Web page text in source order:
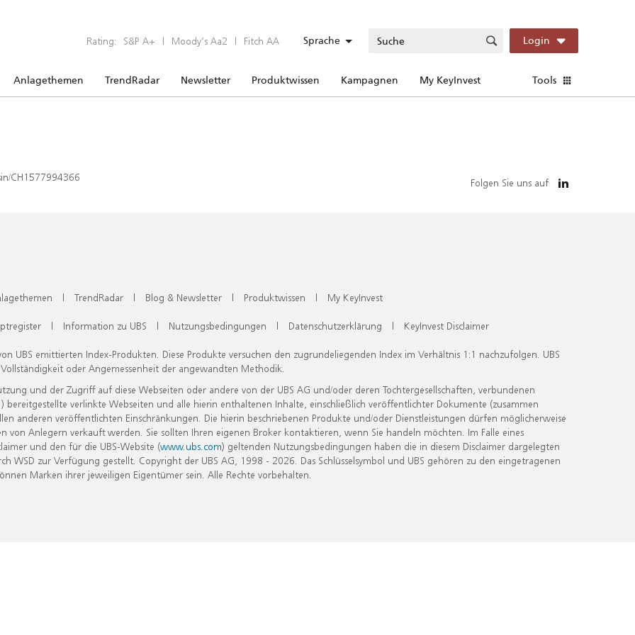
Rating: S&P A+ | Moody’s Aa2 | Fitch AA Sprache Login
Anlagethemen TrendRadar Newsletter Produktwissen Kampagnen My KeyInvest Tools
CH1577994366 Folgen Sie uns auf
| TrendRadar | Blog & Newsletter | Produktwissen | My KeyInvest
| Information zu UBS | Nutzungsbedingungen | Datenschutzerklärung | KeyInvest Disclaimer
UBS emittierten Index-Produkten. Diese Produkte versuchen den zugrundeliegenden Index im Verhältnis 1:1 nachzufolgen. UBS
oder Angemessenheit der angewandten Methodik.
und der Zugriff auf diese Webseiten oder andere von der UBS AG und/oder deren Tochtergesellschaften, verbundenen
verlinkte Webseiten und alle hierin enthaltenen Inhalte, einschließlich veröffentlichter Dokumente (zusammen
anderen veröffentlichten Einschränkungen. Die hierin beschriebenen Produkte und/oder Dienstleistungen dürfen möglicherweise
Anlegern verkauft werden. Sie sollten Ihren eigenen Broker kontaktieren, wenn Sie handeln möchten. Im Falle eines
und den für die UBS-Website (www.ubs.com) geltenden Nutzungsbedingungen haben die in diesem Disclaimer dargelegten
zur Verfügung gestellt. Copyright der UBS AG, 1998 - 2026. Das Schlüsselsymbol und UBS gehören zu den eingetragenen
Marken ihrer jeweiligen Eigentümer sein. Alle Rechte vorbehalten.